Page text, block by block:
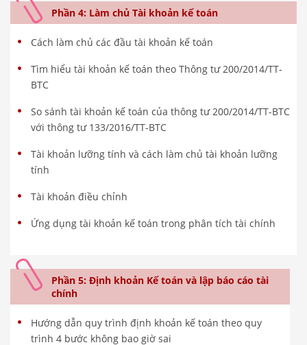
Phần 4: Làm chủ Tài khoản kế toán
Cách làm chủ các đầu tài khoản kế toán
Tìm hiểu tài khoản kế toán theo Thông tư 200/2014/TT-
BTC
So sánh tài khoản kế toán của thông tư 200/2014/TT-BTC
với thông tư 133/2016/TT-BTC
Tài khoản lưỡng tính và cách làm chủ tài khoản lưỡng
tính
Tài khoản điều chỉnh
Ứng dụng tài khoản kế toán trong phân tích tài chính
Phần 5: Định khoản Kế toán và lập báo cáo tài
chính
Hướng dẫn quy trình định khoản kế toán theo quy
trình 4 bước không bao giờ sai